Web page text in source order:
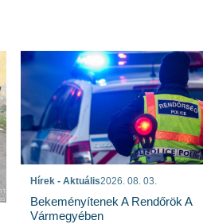
Hírek - Aktuális2026. 08. 03.
Bekeményítenek A Rendőrök A
Vármegyében